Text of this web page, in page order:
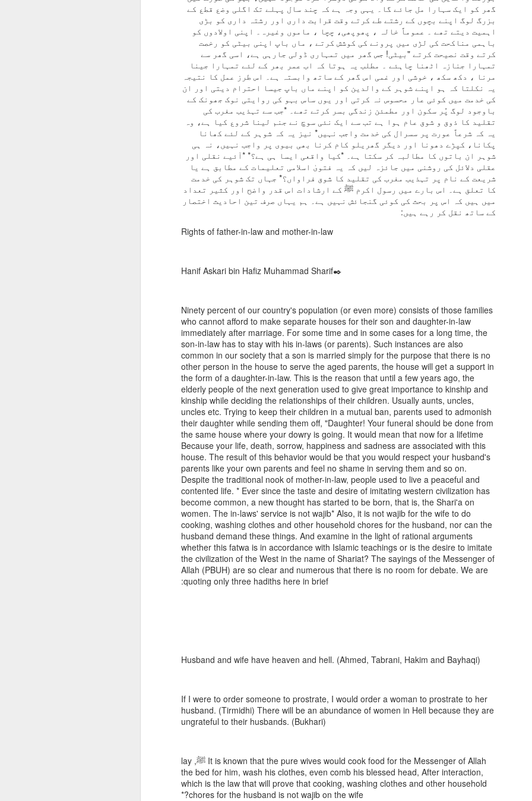
گھر کو ایک سہارا مل جائے گا۔ یہی وجہ ہے کہ چند سال پہلے تک اگلی وضع قطع کے
بزرگ لوگ اپنے بچوں کے رشتے طے کرتے وقت قرابت داری اور رشتہ داری کو بڑی
اہمیت دیتے تھے ۔ عموماً خالہ ، پھوپھی، چچا ، ماموں وغیرہ۔ اپنی اولادوں کو
باہمی مناکحت کی لڑی میں پرونے کی کوشش کرتے ، ماں باپ اپنی بیٹی کو رخصت
کرتے وقت نصیحت کرتے "بیٹی! جس گھر میں تمہاری ڈولی جارہی ہے، اسی گھر سے
تمہارا جنازہ اٹھنا چاہئے ۔ مطلب یہ ہوتا کہ اب عمر بھر کے لئے تمہارا جینا
مرنا ، دکھ سکھ ، خوشی اور غمی اس گھر کے ساتھ وابستہ ہے۔ اس طرز عمل کا نتیجہ
یہ نکلتا کہ ہو اپنے شوہر کے والدین کو اپنے ماں باپ جیسا احترام دیتی اور ان
کی خدمت میں کوئی عار محسوس نہ کرتی اور یوں ساس بہو کی روایتی نوک جھونک کے
باوجود لوگ پُر سکون اور مطمئن زندگی بسر کرتے تھے۔ *جب سے تہذیب مغرب کی
تقلید کا ذوق و شوق عام ہوا ہے تب سے ایک نئی سوچ نے جنم لینا شروع کیا ہے، وہ
یہ کہ شرعاً عورت پر سسرال کی خدمت واجب نہیں* نیز یہ کہ شوہر کے لئے کھانا
پکانا، کپڑے دھونا اور دیگر گھریلو کام کرنا بھی بیوی پر واجب نہیں، نہ ہی
شوہر ان باتوں کا مطالبہ کر سکتا ہے۔ *کیا واقعی ایسا ہی ہے؟* *آئیے نقلی اور
عقلی دلائل کی روشنی میں جائزہ لیں کہ یہ فتویٰ اسلامی تعلیمات کے مطابق ہے یا
شریعت کے نام پر تہذیب مغرب کی تقلید کا شوق فراواں؟* جہاں تک شوہر کی خدمت
کا تعلق ہے۔ اس بارے میں رسول اکرم ﷺ کے ارشادات اس قدر واضح اور کثیر تعداد
میں ہیں کہ اس پر بحث کی کوئی گنجائش نہیں ہے۔ ہم یہاں صرف تین احادیث اختصار
کے ساتھ نقل کر رہے ہیں:
Rights of father-in-law and mother-in-law
✒️Hanif Askari bin Hafiz Muhammad Sharif
Ninety percent of our country's population (or even more) consists of those families
who cannot afford to make separate houses for their son and daughter-in-law
immediately after marriage. For some time and in some cases for a long time, the
son-in-law has to stay with his in-laws (or parents). Such instances are also
common in our society that a son is married simply for the purpose that there is no
other person in the house to serve the aged parents, the house will get a support in
the form of a daughter-in-law. This is the reason that until a few years ago, the
elderly people of the next generation used to give great importance to kinship and
kinship while deciding the relationships of their children. Usually aunts, uncles,
uncles etc. Trying to keep their children in a mutual ban, parents used to admonish
their daughter while sending them off, "Daughter! Your funeral should be done from
the same house where your dowry is going. It would mean that now for a lifetime
Because your life, death, sorrow, happiness and sadness are associated with this
house. The result of this behavior would be that you would respect your husband's
parents like your own parents and feel no shame in serving them and so on.
Despite the traditional nook of mother-in-law, people used to live a peaceful and
contented life. * Ever since the taste and desire of imitating western civilization has
become common, a new thought has started to be born, that is, the Shari'a on
women. The in-laws' service is not wajib* Also, it is not wajib for the wife to do
cooking, washing clothes and other household chores for the husband, nor can the
husband demand these things. And examine in the light of rational arguments
whether this fatwa is in accordance with Islamic teachings or is the desire to imitate
the civilization of the West in the name of Shariat? The sayings of the Messenger of
Allah (PBUH) are so clear and numerous that there is no room for debate. We are
quoting only three hadiths here in brief:
Husband and wife have heaven and hell. (Ahmed, Tabrani, Hakim and Bayhaqi)
If I were to order someone to prostrate, I would order a woman to prostrate to her
husband. (Tirmidhi) There will be an abundance of women in Hell because they are
ungrateful to their husbands. (Bukhari)
It is known that the pure wives would cook food for the Messenger of Allah ﷺ, lay
the bed for him, wash his clothes, even comb his blessed head, After interaction,
which is the law that will prove that cooking, washing clothes and other household
chores for the husband is not wajib on the wife?*
دل سے خوب سجاتا ٹانگہ
موسم چاہے جیسا بھی ہو
اپنی دھن میں جاتا ٹانگہ
گھوڑا آگے آگے دوڑے
پیچھے پیچھے چلتا ٹانگہ
امی ابو باجی بھیا
سب کا بوجھ اٹھاتا ٹانگہ
اپنی گود میں لے کر ہم کو
سارا شہر گھماتا ٹانگہ
چابک مار کے ٹانگے والا
00966571638722
12
یادِ ماضی اور شادی
*یادِ ماضی اور شادی خانے*
وہ کیا دن تھے تقریب ہوتی تھی
تھے کتنے کشادہ ہمارے وہ
نہیں سر اٹھاتی کبھی کوئ
ہر اک شخص اپنا لگاتا تھا تن
ہراک گھرمحلے کا ہوتا تھا
بنے ہیں ذکی جب سے یہ شادی
JUL
7
حمد باری تعلیٰ آغاز
کرہاہوں فقط اس کے
نام سے از ڈاکٹر
سید عارف مرشد
حمد باری تعلیٰ
آغاز کرہاہوں فقط اس کے نام
سے
پروردگار خالقِ کون و مکان کے
رکھے زباں پے اپنے سدا اس کا
نام جو
ہوئے گا کامیاب وہ دونوں
جہان سے
وہ اول و آخرہے وہی ظاہر و
غم سےنجات ملتی ہے اس کی ہی
سورج بھی اس کے حکم سے روشن
ہوا یہاں
ہر زرہ اُس کی قدرت کے ہےگیت
گنگناتا
عزمِ حسینؓ جب ظلمتِ
یزید نے پھیلائے
اپنے پر لرزاں تھے
اہلِ حق، تھا ستم کا
عجب سفر از ڈاکٹر
سید عارف مرشد
عزمِ حسینؓ
جب ظلمتِ یزید نے پھیلائے اپنے
پر
لرزاں تھے اہلِ حق، تھا ستم کا
عجب سفر
اُس وقت دشتِ کرب میں اٹھا وہ
آفتاب
جس کی جبیں پہ ثبت تھا پیغامِ
خیر و شر
دریا قریب تھا کہ کڑی تھی
وہاں نظر
لکھتے رہے وفا کے نئے باب سر
بہ سر
JUN
ہے دھوم آ کے اے آئی نے
ہیں لوگ حیران ہیں